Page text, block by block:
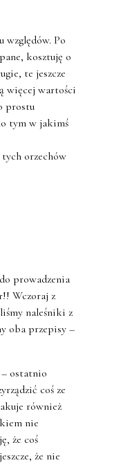
względów. Po
kosztuję o
te jeszcze
więcej wartości
prostu
tym w jakimś
tych orzechów
prowadzenia
Wczoraj z
naleśniki z
oba przepisy –
ostatnio
coś ze
również
nie
że coś
że nie